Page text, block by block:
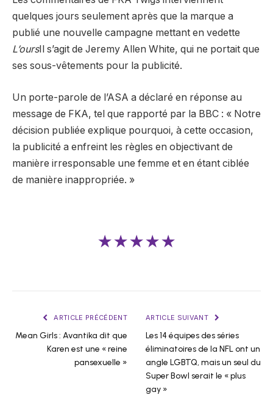
quelques jours seulement après que la marque a
publié une nouvelle campagne mettant en vedette
L’oursIl s’agit de Jeremy Allen White, qui ne portait que
ses sous-vêtements pour la publicité.
Un porte-parole de l’ASA a déclaré en réponse au
message de FKA, tel que rapporté par la BBC : « Notre
décision publiée explique pourquoi, à cette occasion,
la publicité a enfreint les règles en objectivant de
manière irresponsable une femme et en étant ciblée
de manière inappropriée. »
★★★★★
ARTICLE PRÉCÉDENT
Mean Girls : Avantika dit que
Karen est une « reine
pansexuelle »
ARTICLE SUIVANT
Les 14 équipes des séries
éliminatoires de la NFL ont un
angle LGBTQ, mais un seul du
Super Bowl serait le « plus
gay »